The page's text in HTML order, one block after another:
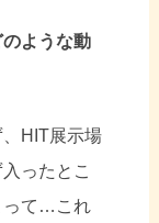
ような動
HIT展示場
ったとこ
って…これ